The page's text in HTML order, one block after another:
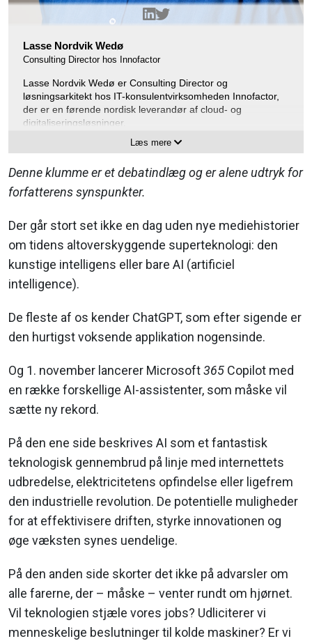
Lasse Nordvik Wedø
Consulting Director hos Innofactor
Lasse Nordvik Wedø er Consulting Director og
løsningsarkitekt hos IT-konsulentvirksomheden Innofactor,
der er en førende nordisk leverandør af cloud- og
digitaliseringsløsninger.
Lasse Nordvik Wedø er international foredragsholder,
modtaget en lang række priser for sit arbejde med udvikle
infrastrukturløsninger for mindre og mellemstore
virksomheder i forskellige brancher.
Som Microsoft M365 Apps & Services MVP (Most Valuable
Professional) har Lasse Nordvik Wedø ikke mindst et
indgående kendskab til løsninger, som involverer Office 365
og Microsoft cloud-teknologier.
Læs mere
Denne klumme er et debatindlæg og er alene udtryk for
forfatterens synspunkter.
Der går stort set ikke en dag uden nye mediehistorier
om tidens altoverskyggende superteknologi: den
kunstige intelligens eller bare AI (artificiel
intelligence).
De fleste af os kender ChatGPT, som efter sigende er
den hurtigst voksende applikation nogensinde.
Og 1. november lancerer Microsoft365 Copilot med
en række forskellige AI-assistenter, som måske vil
sætte ny rekord.
På den ene side beskrives AI som et fantastisk
teknologisk gennembrud på linje med internettets
udbredelse, elektricitetens opfindelse eller ligefrem
den industrielle revolution. De potentielle muligheder
for at effektivisere driften, styrke innovationen og
øge væksten synes uendelige.
På den anden side skorter det ikke på advarsler om
alle farerne, der – måske – venter rundt om hjørnet.
Vil teknologien stjæle vores jobs? Udliciterer vi
menneskelige beslutninger til kolde maskiner? Er vi